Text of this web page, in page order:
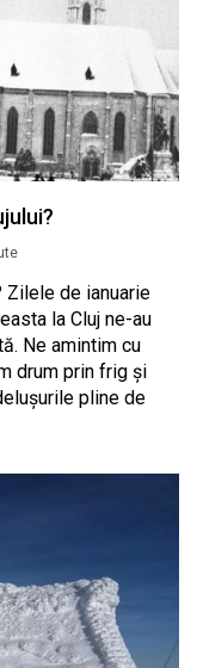
Zilele de ianuarie
la Cluj ne-au
Ne amintim cu
drum prin frig și
pline de